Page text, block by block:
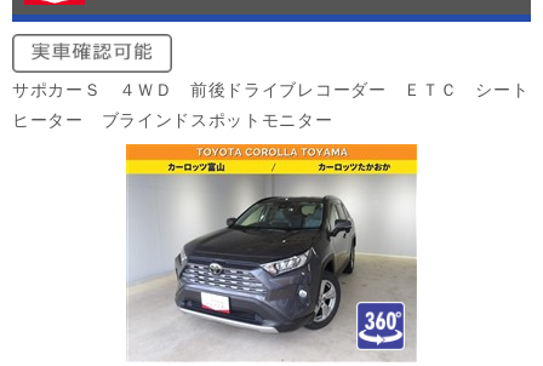
サポカーＳ ４ＷＤ 前後ドライブレコーダー ＥＴＣ シート
ヒーター ブラインドスポットモニター